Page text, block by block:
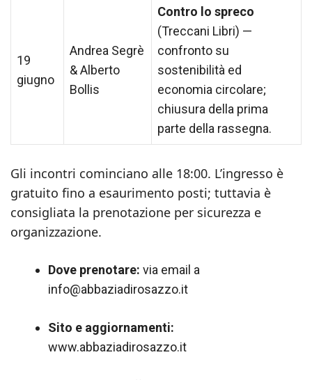
19
giugno
Andrea Segrè
& Alberto
Bollis
Contro lo spreco
(Treccani Libri) —
confronto su
sostenibilità ed
economia circolare;
chiusura della prima
parte della rassegna.
Gli incontri cominciano alle 18:00. L’ingresso è
gratuito fino a esaurimento posti; tuttavia è
consigliata la prenotazione per sicurezza e
organizzazione.
Dove prenotare: via email a
info@abbaziadirosazzo.it
Sito e aggiornamenti:
www.abbaziadirosazzo.it